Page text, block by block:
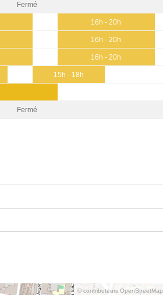
Fermé
16h - 20h
16h - 20h
16h - 20h
15h - 18h
Fermé
© contributeurs OpenStreetMap